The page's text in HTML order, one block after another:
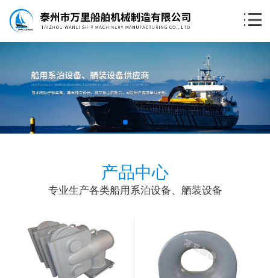
产品中心
专业生产各类船用系泊设备、舾装设备